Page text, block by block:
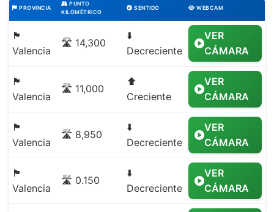
PROVINCIA
PUNTO
KILOMÉTRICO
SENTIDO WEBCAM
🏴
Valencia
🛣️ 14,300
⬇️
Decreciente
VER
CÁMARA
🏴
Valencia
🛣️ 11,000
⬆️
Creciente
VER
CÁMARA
🏴
Valencia
🛣️ 8,950
⬇️
Decreciente
VER
CÁMARA
🏴
Valencia
🛣️ 0.150
⬇️
Decreciente
VER
CÁMARA